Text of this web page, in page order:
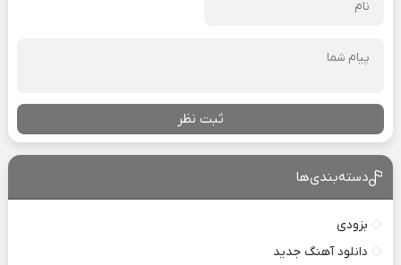
ثبت نظر
دسته‌بندی‌ها
بزودی
دانلود آهنگ جدید